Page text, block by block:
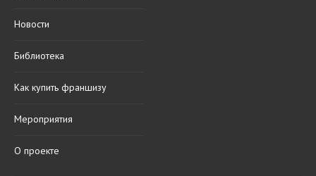
Новости
Библиотека
Как купить франшизу
Мероприятия
О проекте